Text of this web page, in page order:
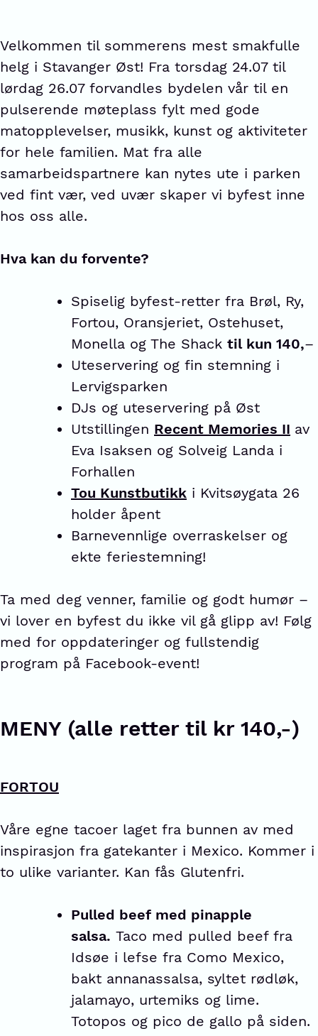
Velkommen til sommerens mest smakfulle
helg i Stavanger Øst! Fra torsdag 24.07 til
lørdag 26.07 forvandles bydelen vår til en
pulserende møteplass fylt med gode
matopplevelser, musikk, kunst og aktiviteter
for hele familien. Mat fra alle
samarbeidspartnere kan nytes ute i parken
ved fint vær, ved uvær skaper vi byfest inne
hos oss alle.
Hva kan du forvente?
Spiselig byfest-retter fra Brøl, Ry,
Fortou, Oransjeriet, Ostehuset,
Monella og The Shack til kun 140,–
Uteservering og fin stemning i
Lervigsparken
DJs og uteservering på Øst
Utstillingen Recent Memories II av
Eva Isaksen og Solveig Landa i
Forhallen
Tou Kunstbutikk i Kvitsøygata 26
holder åpent
Barnevennlige overraskelser og
ekte feriestemning!
Ta med deg venner, familie og godt humør –
vi lover en byfest du ikke vil gå glipp av! Følg
med for oppdateringer og fullstendig
program på Facebook-event!
MENY (alle retter til kr 140,-)
FORTOU
Våre egne tacoer laget fra bunnen av med
inspirasjon fra gatekanter i Mexico. Kommer i
to ulike varianter. Kan fås Glutenfri.
Pulled beef med pinapple
salsa. Taco med pulled beef fra
Idsøe i lefse fra Como Mexico,
bakt annanassalsa, syltet rødløk,
jalamayo, urtemiks og lime.
Totopos og pico de gallo på siden.